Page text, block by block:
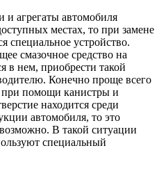
и агрегаты автомобиля
местах, то при замене
специальное устройство.
смазочное средство на
в нем, приобрести такой
Конечно проще всего
при помощи канистры и
находится среди
автомобиля, то это
В такой ситуации
специальный